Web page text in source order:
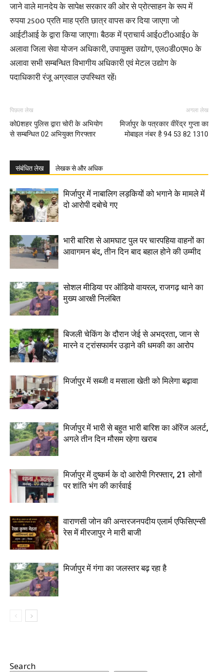
जाने वाले मानदेय के सापेक्ष सरकार की ओर से प्रोत्साहन के रूप में
रुपया 2500 प्रति माह प्रति छात्र वापस कर दिया जाएगा जो
आईटीआई के द्वारा किया जाएगा। बैठक में प्राचार्य आई0टी0आई0 के
अलावा जिला सेवा योजन अधिकारी, उपायुक्त उद्योग, एल0डी0एम0 के
अलावा सभी सम्बन्धित विभागीय अधिकारी एवं मेटल उद्योग के
पदाधिकारी रंजू अग्रवाल उपस्थित रहें।
पिछला लेख
को0शहर पुलिस द्वारा चोरी के अभियोग
से सम्बन्धित 02 अभियुक्त गिरफ्तार
अगला लेख
मिर्जापुर के पत्रकार वीरेंद्र गुप्ता का
मोबाइल नंबर है 94 53 82 1310
संबंधित लेख लेखक से और अधिक
मिर्जापुर में नाबालिग लड़कियों को भगाने के मामले में
दो आरोपी दबोचे गए
भारी बारिश से आमघाट पुल पर चारपहिया वाहनों का
आवागमन बंद, तीन दिन बाद बहाल होने की उम्मीद
सोशल मीडिया पर ऑडियो वायरल, राजगढ़ थाने का
मुख्य आरक्षी निलंबित
बिजली चेकिंग के दौरान जेई से अभद्रता, जान से
मारने व ट्रांसफार्मर उड़ाने की धमकी का आरोप
मिर्जापुर में सब्जी व मसाला खेती को मिलेगा बढ़ावा
मिर्जापुर में भारी से बहुत भारी बारिश का ऑरेंज अलर्ट,
अगले तीन दिन मौसम रहेगा खराब
मिर्जापुर में दुष्कर्म के दो आरोपी गिरफ्तार, 21 लोगों
पर शांति भंग की कार्रवाई
वाराणसी जोन की अन्तरजनपदीय एलार्म एफिसिएन्सी
रेस में मीरजापुर ने मारी बाजी
मिर्जापुर में गंगा का जलस्तर बढ़ रहा है
Search